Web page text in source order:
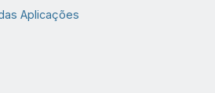
Aplicações